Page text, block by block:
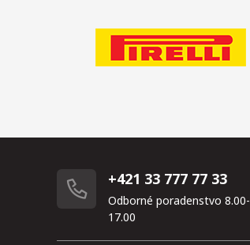
+421 33 777 77 33
Odborné poradenstvo 8.00-
17.00